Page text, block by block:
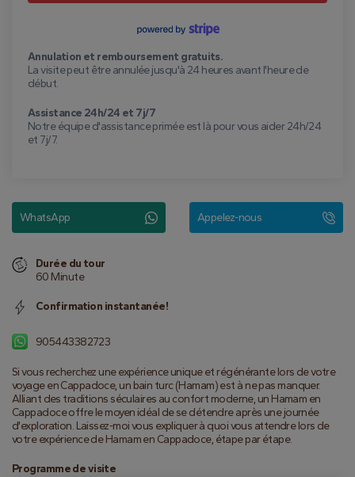
Si vous recherchez une expérience unique et régénérante lors de votre
voyage en Cappadoce, un bain turc (Hamam) est à ne pas manquer.
Alliant des traditions séculaires au confort moderne, un Hamam en
Cappadoce offre le moyen idéal de se détendre après une journée
d'exploration. Laissez-moi vous expliquer à quoi vous attendre lors de
votre expérience de Hamam en Cappadoce, étape par étape.
Programme de visite
Annulation et remboursement gratuits.
La visite peut être annulée jusqu'à 24 heures avant l'heure de
début.
Assistance 24h/24 et 7j/7
Notre équipe d'assistance primée est là pour vous aider 24h/24
et 7j/7.
WhatsApp Appelez-nous
Durée du tour
60 Minute
Confirmation instantanée!
905443382723